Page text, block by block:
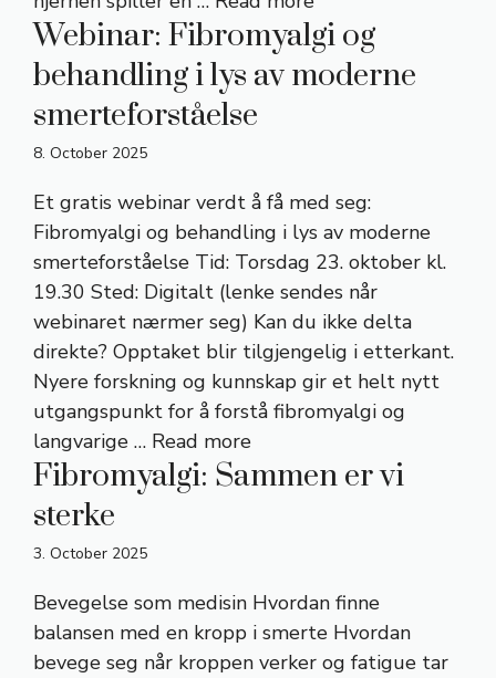
Webinar: Fibromyalgi og
behandling i lys av moderne
smerteforståelse
8. October 2025
Et gratis webinar verdt å få med seg:
Fibromyalgi og behandling i lys av moderne
smerteforståelse Tid: Torsdag 23. oktober kl.
19.30 Sted: Digitalt (lenke sendes når
webinaret nærmer seg) Kan du ikke delta
direkte? Opptaket blir tilgjengelig i etterkant.
Nyere forskning og kunnskap gir et helt nytt
utgangspunkt for å forstå fibromyalgi og
langvarige … Read more
Fibromyalgi: Sammen er vi
sterke
3. October 2025
Bevegelse som medisin Hvordan finne
balansen med en kropp i smerte Hvordan
bevege seg når kroppen verker og fatigue tar